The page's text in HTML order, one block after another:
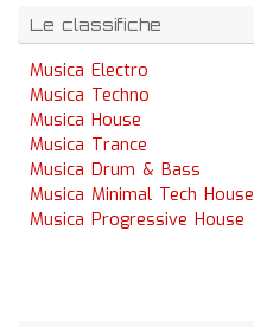
Le classifiche
Musica Electro
Musica Techno
Musica House
Musica Trance
Musica Drum & Bass
Musica Minimal Tech House
Musica Progressive House